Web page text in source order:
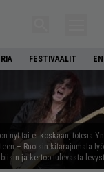
FESTIVAALIT
nyt tai ei koskaan, toteaa
– Ruotsin kitarajumala
ja kertoo tulevasta